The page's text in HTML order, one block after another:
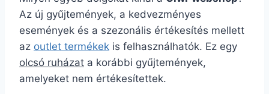
Az új gyűjtemények, a kedvezményes
események és a szezonális értékesítés mellett
az outlet termékek is felhasználhatók. Ez egy
olcsó ruházat a korábbi gyűjtemények,
amelyeket nem értékesítettek.